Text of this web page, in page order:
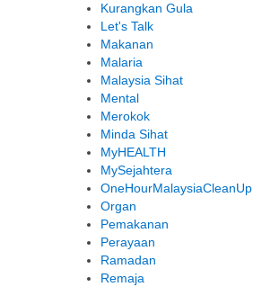
Kurangkan Gula
Let's Talk
Makanan
Malaria
Malaysia Sihat
Mental
Merokok
Minda Sihat
MyHEALTH
MySejahtera
OneHourMalaysiaCleanUp
Organ
Pemakanan
Perayaan
Ramadan
Remaja